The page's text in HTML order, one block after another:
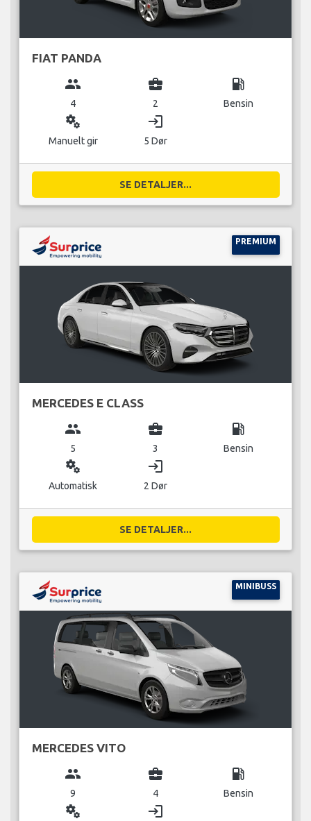
FIAT PANDA
group
4
business_center
2
local_gas_station
Bensin
miscellaneous_services
Manuelt gir
login
5 Dør
SE DETALJER...
PREMIUM
MERCEDES E CLASS
group
5
business_center
3
local_gas_station
Bensin
miscellaneous_services
Automatisk
login
2 Dør
SE DETALJER...
MINIBUSS
MERCEDES VITO
group
9
business_center
4
local_gas_station
Bensin
miscellaneous_services login